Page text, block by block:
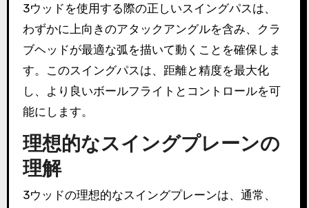
3ウッドを使用する際の正しいスイングパスは、
わずかに上向きのアタックアングルを含み、クラ
ブヘッドが最適な弧を描いて動くことを確保しま
す。このスイングパスは、距離と精度を最大化
し、より良いボールフライトとコントロールを可
能にします。
理想的なスイングプレーンの
理解
3ウッドの理想的なスイングプレーンは、通常、